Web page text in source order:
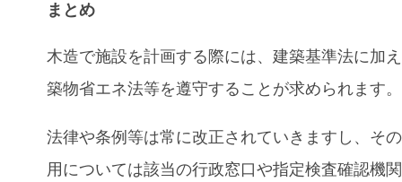
まとめ
木造で施設を計画する際には、建築基準法に加
築物省エネ法等を遵守することが求められます。
法律や条例等は常に改正されていきますし、そ
用については該当の行政窓口や指定検査確認機